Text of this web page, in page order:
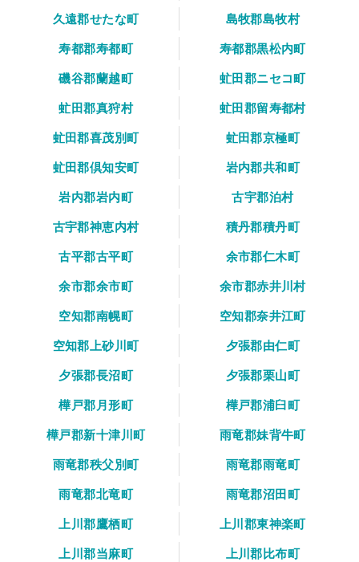
久遠郡せたな町
島牧郡島牧村
寿都郡寿都町
寿都郡黒松内町
磯谷郡蘭越町
虻田郡ニセコ町
虻田郡真狩村
虻田郡留寿都村
虻田郡喜茂別町
虻田郡京極町
虻田郡倶知安町
岩内郡共和町
岩内郡岩内町
古宇郡泊村
古宇郡神恵内村
積丹郡積丹町
古平郡古平町
余市郡仁木町
余市郡余市町
余市郡赤井川村
空知郡南幌町
空知郡奈井江町
空知郡上砂川町
夕張郡由仁町
夕張郡長沼町
夕張郡栗山町
樺戸郡月形町
樺戸郡浦臼町
樺戸郡新十津川町
雨竜郡妹背牛町
雨竜郡秩父別町
雨竜郡雨竜町
雨竜郡北竜町
雨竜郡沼田町
上川郡鷹栖町
上川郡東神楽町
上川郡当麻町
上川郡比布町